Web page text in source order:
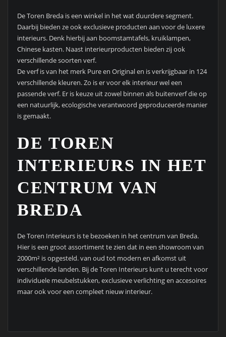
De Toren Breda is een winkel in het wat duurdere segment.
Daarbij bieden ze ook exclusieve producten aan voor de luxere
interieurs. Denk hierbij aan boomstamtafels, kruiklampen,
Chinese kasten. Naast interieurproducten bieden zij ook
verschillende soorten verf.
De verf is van het merk Pure en Original en is verkrijgbaar in 124
verschillende kleuren. Zo is er voor elk interieur wel een
passende verf. Er is keuze uit zowel binnen als buitenverf die op
een natuurlijk, ecologische verantwoord geproduceerde manier
is gemaakt.
DE TOREN
INTERIEURS IN HET
CENTRUM VAN
BREDA
De Toren Interieurs is te bezoeken in het centrum van Breda.
Hier is een groot assortiment te zien dat in een showroom van
2000m² is opgesteld. van oud tot modern en afkomst uit
verschillende landen. Bij de Toren Interieurs kunt u terecht voor
individuele meubelstukken, exclusieve verlichting en accesoires
maar ook voor een compleet nieuw interieur.